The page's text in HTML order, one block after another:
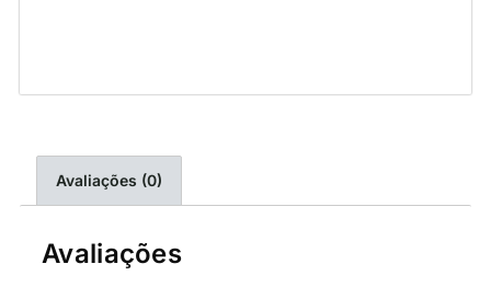
Avaliações (0)
Avaliações